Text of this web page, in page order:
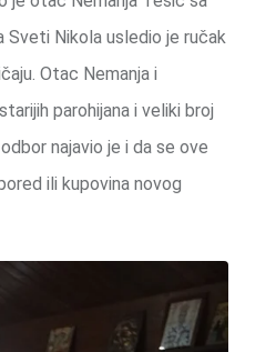
Sveti Nikola usledio je ručak
Otac Nemanja i
parohijana i veliki broj
najavio je i da se ove
ili kupovina novog